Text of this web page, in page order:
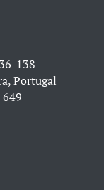
138
Portugal